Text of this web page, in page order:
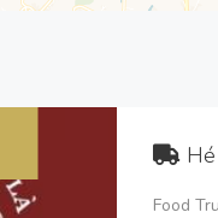
Food